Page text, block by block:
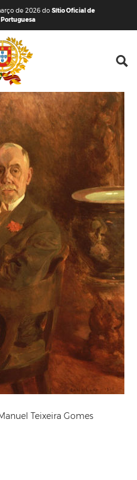
de atalho c)
de 2026 do Sítio Oficial de
Teixeira Gomes